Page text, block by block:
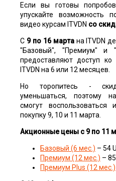
Если вы готовы
упускайте возможность
видео курсам ITVDN со
С 9 по 16 мартана ITVDN
"Базовый", "Премиум" и
предоставляют доступ
ITVDN на 6 или 12 месяцев.
Но торопитесь -
уменьшаться, поэтому
смогут
покупку 9, 10 и 11 марта.
Акционные цены с 9 по 11
Базовый (6 мес.) – 54
Премиум (12 мес.) –
Премиум Plus (12 мес.)